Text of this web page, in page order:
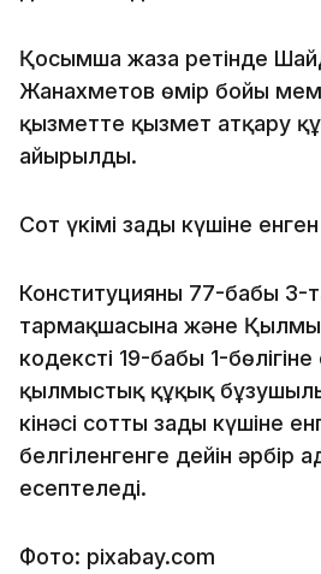
Қосымша жаза ретінде
Жанахметов өмір бойы
қызметте қызмет атқару
айырылды.
Сот үкімі заңды күшіне
Конституцияның 77-бабы 3-
тармақшасына және
кодекстің 19-бабы 1-
қылмыстық құқық
кінәсі соттың заңды күшіне
белгіленгенге дейін әрбір
есептеледі.
Фото: pixabay.com